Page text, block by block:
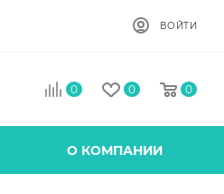
ВОЙТИ
0 0 0
О КОМПАНИИ